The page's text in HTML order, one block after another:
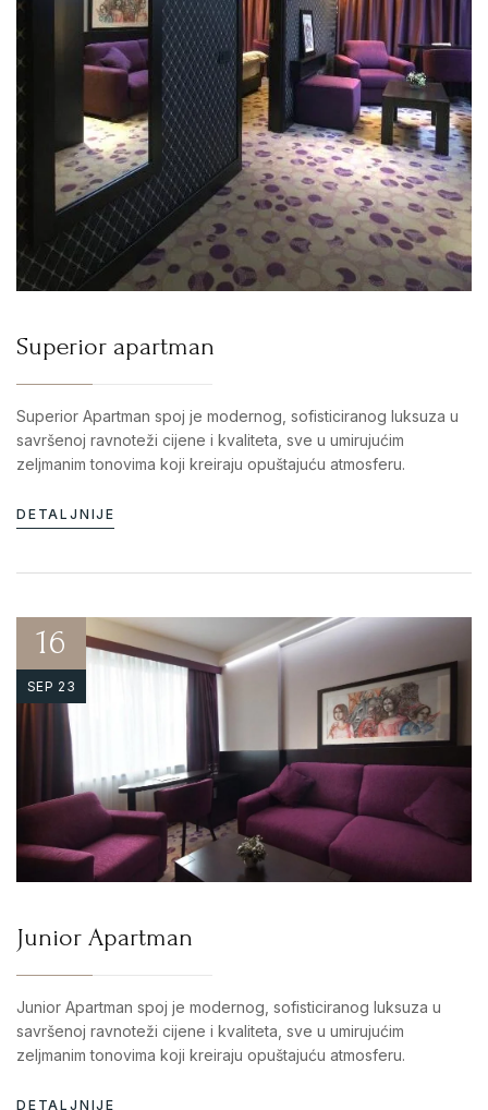
Superior apartman
Superior Apartman spoj je modernog, sofisticiranog luksuza u
savršenoj ravnoteži cijene i kvaliteta, sve u umirujućim
zeljmanim tonovima koji kreiraju opuštajuću atmosferu.
DETALJNIJE
16
SEP 23
Junior Apartman
Junior Apartman spoj je modernog, sofisticiranog luksuza u
savršenoj ravnoteži cijene i kvaliteta, sve u umirujućim
zeljmanim tonovima koji kreiraju opuštajuću atmosferu.
DETALJNIJE